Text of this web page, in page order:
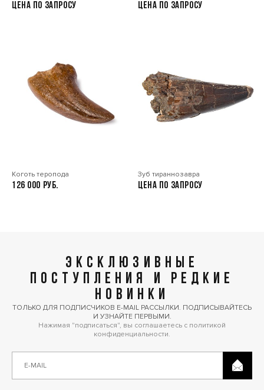
Цена по запросу Цена по запросу
Коготь теропода
126 000
Зуб тираннозавра
Цена по запросу
ЭКСКЛЮЗИВНЫЕ
ПОСТУПЛЕНИЯ И РЕДКИЕ
НОВИНКИ
ТОЛЬКО ДЛЯ ПОДПИСЧИКОВ E-MAIL РАССЫЛКИ. ПОДПИСЫВАЙТЕСЬ
И УЗНАЙТЕ ПЕРВЫМИ.
Нажимая "подписаться", вы соглашаетесь с политикой
конфиденциальности.